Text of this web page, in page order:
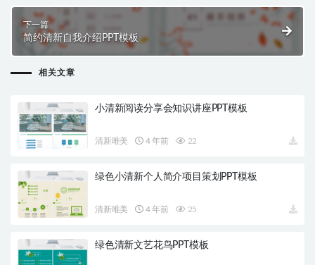
下一篇
简约清新自我介绍PPT模板
相关文章
小清新阅读分享会知识讲座PPT模板
清新唯美 4 年前 22
绿色小清新个人简介项目策划PPT模板
清新唯美 4 年前 25
绿色清新文艺花鸟PPT模板